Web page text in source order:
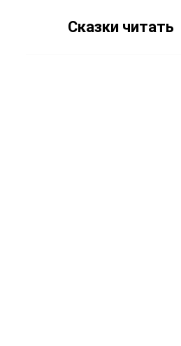
Сказки читать